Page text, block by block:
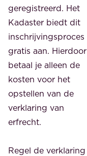
geregistreerd. Het
Kadaster biedt dit
inschrijvingsproces
gratis aan. Hierdoor
betaal je alleen de
kosten voor het
opstellen van de
verklaring van
erfrecht.
Regel de verklaring